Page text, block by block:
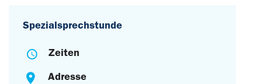
Spezialsprechstunde
Zeiten
Adresse